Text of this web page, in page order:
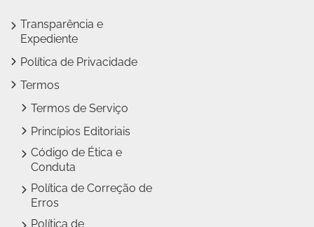
Transparência e
Expediente
Política de Privacidade
Termos
Termos de Serviço
Princípios Editoriais
Código de Ética e
Conduta
Política de Correção de
Erros
Política de